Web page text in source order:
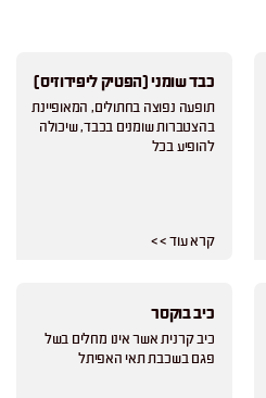
כבד שומני (הפטיק ליפידוזיס)
תופעה נפוצה בחתולים, המאופיינת
בהצטברות שומנים בכבד, שיכולה
להופיע בכל
קרא עוד > >
כיב בוקסר
כיב קרנית אשר אינו מחלים בשל
פגם בשכבת תאי האפיתל